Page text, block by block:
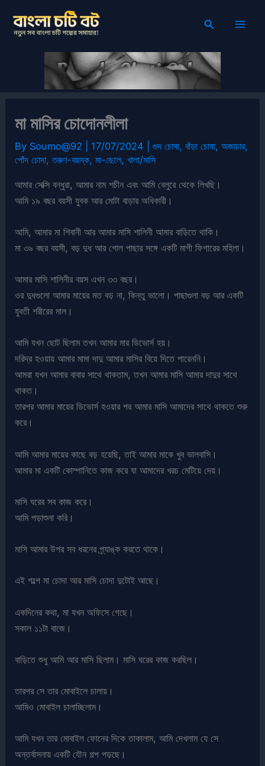
content
Search
মা মাসির চোদোনলীলা
By Soumo@92 17/07/2024 |গুদ চোষা,বাঁড়া চোষা,অজাচার,
পোঁদ চোদা,তরুণ-বয়স্ক,মা-ছেলে,খালা/মাসি
আমার সেক্সি বন্ধুরা, আমার নাম শচীন এবং আমি বেলুরে থেকে লিখছি।
আমি ১৯ বছর বয়সী যুবক আর মোটা বাড়ার অধিকারী।
আমি, আমার মা শিবানী আর আমার মাসি শালিনী আমার বাড়িতে থাকি।
মা ৩৯ বছর বয়সী, বড় দুধ আর গোল পাছার সঙ্গে একটি মাগী ফিগারের মহিলা।
আমার মাসি শালিনীর বয়স এখন ৩৩ বছর।
ওর দুধগুলো আমার মায়ের মত বড় না, কিন্তু ভালো। পাছাগুলা বড় আর একটি
যুবতী শরীরের মাল।
আমি যখন ছোট ছিলাম তখন আমার মার ডিভোর্স হয়।
দরিদ্র হওয়ায় আমার মামা দাদু আমার মাসির বিয়ে দিতে পারেননি।
আমরা যখন আমার বাবার সাথে থাকতাম, তখন আমার মাসি আমার দাদুর সাথে
থাকত।
তারপর আমার মায়ের ডিভোর্স হওয়ার পর আমার মাসি আমাদের সাথে থাকতে শুরু
করে।
আমি আমার মায়ের কাছে বড় হয়েছি, তাই আমার মাকে খুব ভালবাসি।
আমার মা একটি কোম্পানিতে কাজ করে যা আমাদের খরচ মেটিয়ে দেয়।
মাসি ঘরের সব কাজ করে।
আমি পড়াশুনা করি।
মাসি আমার উপর সব ধরনের প্র্যাঙ্ক করতে থাকে।
এই গল্পে মা চোদা আর মাসি চোদা দুটোই আছে।
একদিনের কথা, মা যখন অফিসে গেছে।
সকাল ১১টা বাজে।
বাড়িতে শুধু আমি আর মাসি ছিলাম। মাসি ঘরের কাজ করছিল।
তারপর সে তার মোবাইলে চালায়।
আমিও মোবাইল চালাচ্ছিলাম।
আমি যখন তার মোবাইল ফোনের দিকে তাকালাম, আমি দেখলাম যে সে
অন্তর্বাসনায় একটি যৌন গল্প পড়ছে।